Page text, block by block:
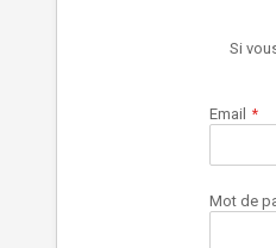
Si
Email
Mot de